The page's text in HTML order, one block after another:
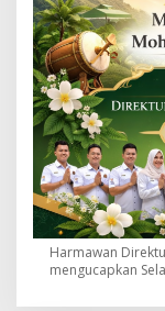
Harmawan
mengucapkan